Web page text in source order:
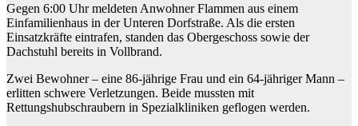
Gegen 6:00 Uhr meldeten Anwohner Flammen aus einem
Einfamilienhaus in der Unteren Dorfstraße. Als die ersten
Einsatzkräfte eintrafen, standen das Obergeschoss sowie der
Dachstuhl bereits in Vollbrand.
Zwei Bewohner – eine 86-jährige Frau und ein 64-jähriger Mann –
erlitten schwere Verletzungen. Beide mussten mit
Rettungshubschraubern in Spezialkliniken geflogen werden.